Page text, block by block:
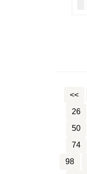
<<
26
50
74
98